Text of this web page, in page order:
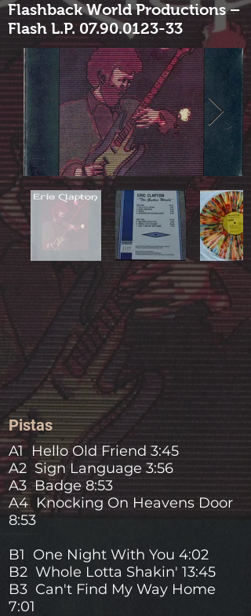
Flashback World Productions –
Flash L.P. 07.90.0123-33
Pistas
A1 Hello Old Friend 3:45
A2 Sign Language 3:56
A3 Badge 8:53
A4 Knocking On Heavens Door
8:53
B1 One Night With You 4:02
B2 Whole Lotta Shakin' 13:45
B3 Can't Find My Way Home
7:01